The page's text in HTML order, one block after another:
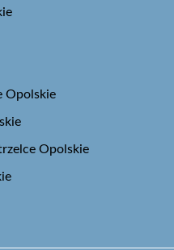
Opolskie
Opolskie